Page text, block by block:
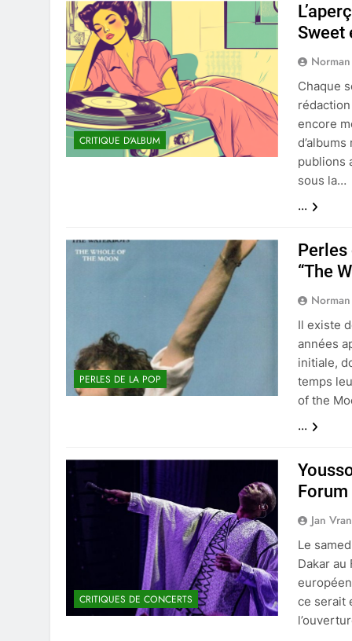
CRITIQUE D'ALBUM
Sweet
Chaque
encore
publions
sous la…
...
PERLES DE LA POP
Perles
“The
Il existe
années
initiale,
temps
of the
...
CRITIQUES DE CONCERTS
Forum
Jan
Le
Dakar
ce serait